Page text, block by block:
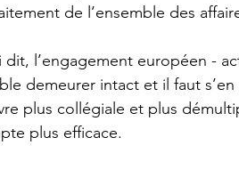
de l’ensemble des
dit, l’engagement européen -
demeurer intact et il faut
plus collégiale et plus
plus efficace.